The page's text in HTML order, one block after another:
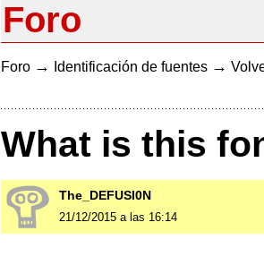
Foro
Foro → Identificación de fuentes →
What is this
The_DEFUSI0N
21/12/2015 a las 16:14